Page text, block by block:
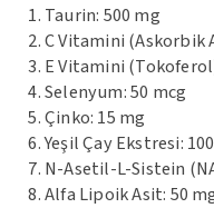
Taurin: 500 mg
C Vitamini (Askorbik
E Vitamini
Selenyum: 50 mcg
Çinko: 15 mg
Yeşil Çay Ekstresi:
N-Asetil-L-Sistein
Alfa Lipoik Asit: 50